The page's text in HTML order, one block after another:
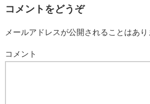
コメントをどうぞ
メールアドレスが公開されることはあり
コメント